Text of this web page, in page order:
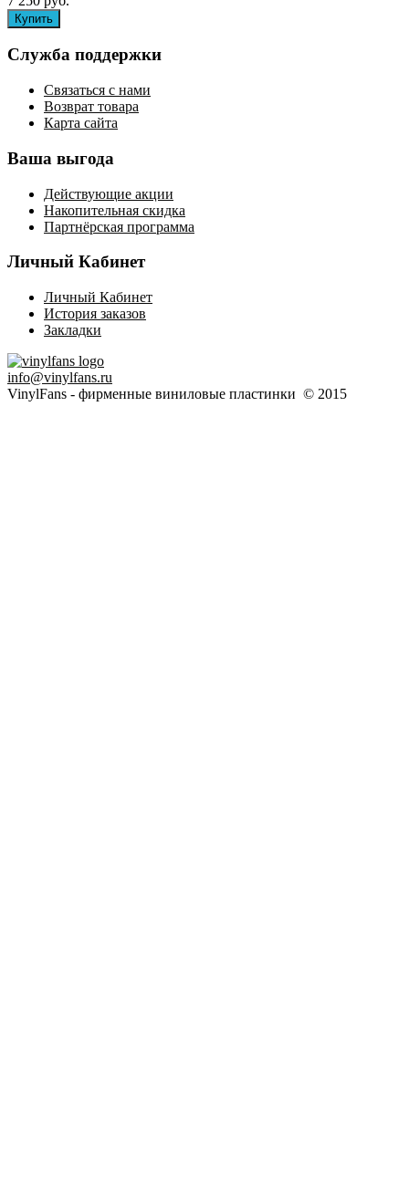
Служба поддержки
Связаться с нами
Возврат товара
Карта сайта
Ваша выгода
Действующие акции
Накопительная скидка
Партнёрская программа
Личный Кабинет
Личный Кабинет
История заказов
Закладки
info@vinylfans.ru
VinylFans - фирменные виниловые пластинки © 2015